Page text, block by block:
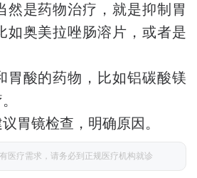
然是药物治疗，就是抑制胃
如奥美拉唑肠溶片，或者是
胃酸的药物，比如铝碳酸镁
胃镜检查，明确原因。
医疗需求，请务必到正规医疗机构就诊